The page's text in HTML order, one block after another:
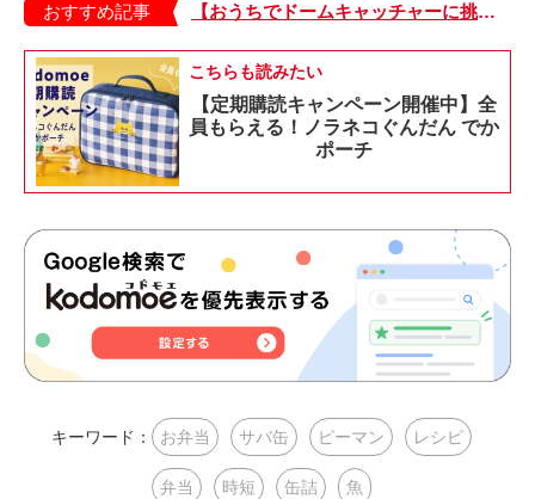
おすすめ記事
【おうちでドームキャッチャーに挑戦だ】アンパンマン わくわくドームキャッチャー
こちらも読みたい
【定期購読キャンペーン開催中】全
員もらえる！ノラネコぐんだん でか
ポーチ
キーワード： お弁当 サバ缶 ピーマン レシピ
弁当 時短 缶詰 魚